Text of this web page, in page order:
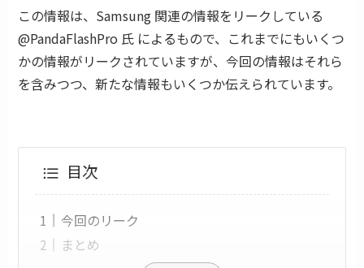
この情報は、Samsung 関連の情報をリークしている
@PandaFlashPro 氏 によるもので、これまでにもいくつ
かの情報がリークされていますが、今回の情報はそれら
を含みつつ、新たな情報もいくつか伝えられています。
目次
今回のリーク
まとめ